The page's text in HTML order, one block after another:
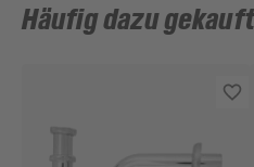
Häufig dazu